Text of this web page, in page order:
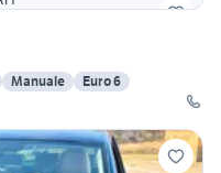
Manuale
Euro 6